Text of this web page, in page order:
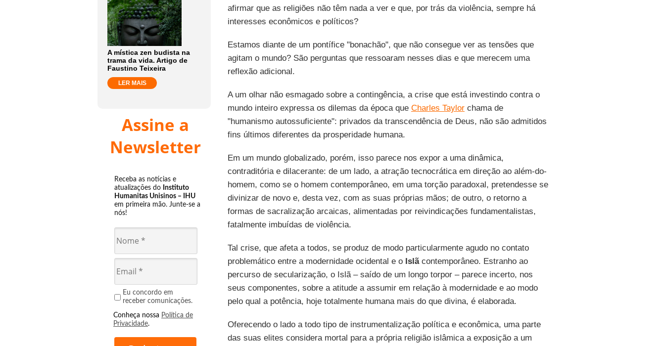
A mística zen budista na
trama da vida. Artigo de
Faustino Teixeira
LER MAIS
Assine a
Newsletter
Receba as notícias e
atualizações do Instituto
Humanitas Unisinos – IHU
em primeira mão. Junte-se a
nós!
Eu concordo em
receber comunicações.
Conheça nossa Política de
Privacidade.
afirmar que as religiões não têm nada a ver e que, por trás da violência, sempre há
interesses econômicos e políticos?
Estamos diante de um pontífice "bonachão", que não consegue ver as tensões que
agitam o mundo? São perguntas que ressoaram nesses dias e que merecem uma
reflexão adicional.
A um olhar não esmagado sobre a contingência, a crise que está investindo contra o
mundo inteiro expressa os dilemas da época que Charles Taylorchama de
"humanismo autossuficiente": privados da transcendência de Deus, não são admitidos
fins últimos diferentes da prosperidade humana.
Em um mundo globalizado, porém, isso parece nos expor a uma dinâmica,
contraditória e dilacerante: de um lado, a atração tecnocrática em direção ao além-do-
homem, como se o homem contemporâneo, em uma torção paradoxal, pretendesse se
divinizar de novo e, desta vez, com as suas próprias mãos; de outro, o retorno a
formas de sacralização arcaicas, alimentadas por reivindicações fundamentalistas,
fatalmente imbuídas de violência.
Tal crise, que afeta a todos, se produz de modo particularmente agudo no contato
problemático entre a modernidade ocidental e o Islãcontemporâneo. Estranho ao
percurso de secularização, o Islã – saído de um longo torpor – parece incerto, nos
seus componentes, sobre a atitude a assumir em relação à modernidade e ao modo
pelo qual a potência, hoje totalmente humana mais do que divina, é elaborada.
Oferecendo o lado a todo tipo de instrumentalização política e econômica, uma parte
das suas elites considera mortal para a própria religião islâmica a exposição a um